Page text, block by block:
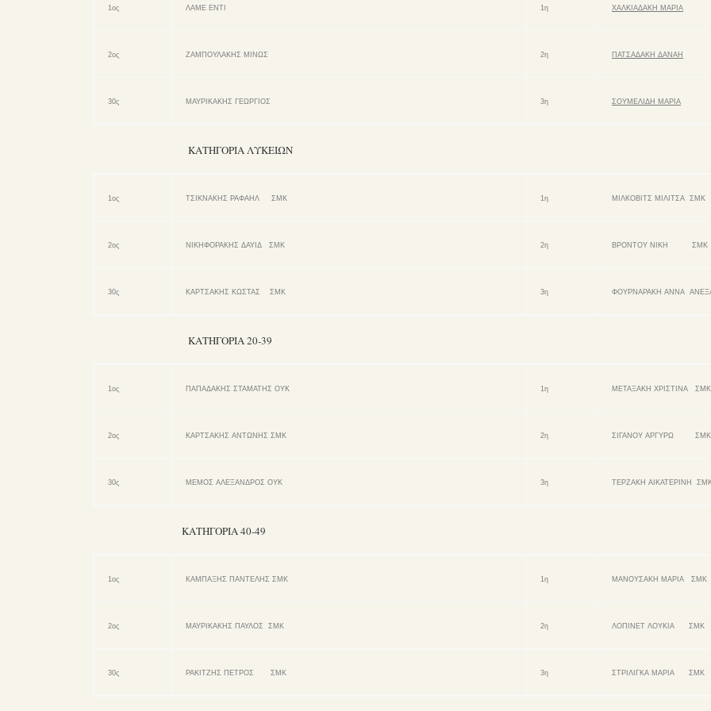
1ος ΛΑΜΕ ΕΝΤΙ 1η ΧΑΛΚΙΑΔΑΚΗ ΜΑΡΙΑ
2ος ΖΑΜΠΟΥΛΑΚΗΣ ΜΙΝΩΣ 2η ΠΑΤΣΑΔΑΚΗ ΔΑΝΑΗ
30ς ΜΑΥΡΙΚΑΚΗΣ ΓΕΩΡΓΙΟΣ 3η ΣΟΥΜΕΛΙΔΗ ΜΑΡΙΑ
ΚΑΤΗΓΟΡΙΑ ΛΥΚΕΙΩΝ
1ος ΤΣΙΚΝΑΚΗΣ ΡΑΦΑΗΛ ΣΜΚ 1η ΜΙΛΚΟΒΙΤΣ ΜΙΛΙΤΣΑ ΣΜΚ
2ος ΝΙΚΗΦΟΡΑΚΗΣ ΔΑΥΙΔ ΣΜΚ 2η ΒΡΟΝΤΟΥ ΝΙΚΗ ΣΜΚ
30ς ΚΑΡΤΣΑΚΗΣ ΚΩΣΤΑΣ ΣΜΚ 3η ΦΟΥΡΝΑΡΑΚΗ ΑΝΝΑ
ΚΑΤΗΓΟΡΙΑ 20-39
1ος ΠΑΠΑΔΑΚΗΣ ΣΤΑΜΑΤΗΣ ΟΥΚ 1η ΜΕΤΑΞΑΚΗ ΧΡΙΣΤΙΝΑ ΣΜΚ
2ος ΚΑΡΤΣΑΚΗΣ ΑΝΤΩΝΗΣ ΣΜΚ 2η ΣΙΓΑΝΟΥ ΑΡΓΥΡΩ ΣΜΚ
30ς ΜΕΜΟΣ ΑΛΕΞΑΝΔΡΟΣ ΟΥΚ 3η ΤΕΡΖΑΚΗ ΑΙΚΑΤΕΡΙΝΗ
ΚΑΤΗΓΟΡΙΑ 40-49
1ος ΚΑΜΠΑΞΗΣ ΠΑΝΤΕΛΗΣ ΣΜΚ 1η ΜΑΝΟΥΣΑΚΗ ΜΑΡΙΑ ΣΜΚ
2ος ΜΑΥΡΙΚΑΚΗΣ ΠΑΥΛΟΣ ΣΜΚ 2η ΛΟΠΙΝΕΤ ΛΟΥΚΙΑ ΣΜΚ
30ς ΡΑΚΙΤΖΗΣ ΠΕΤΡΟΣ ΣΜΚ 3η ΣΤΡΙΛΙΓΚΑ ΜΑΡΙΑ ΣΜΚ